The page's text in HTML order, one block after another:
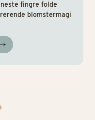
fingre folde
blomstermagi